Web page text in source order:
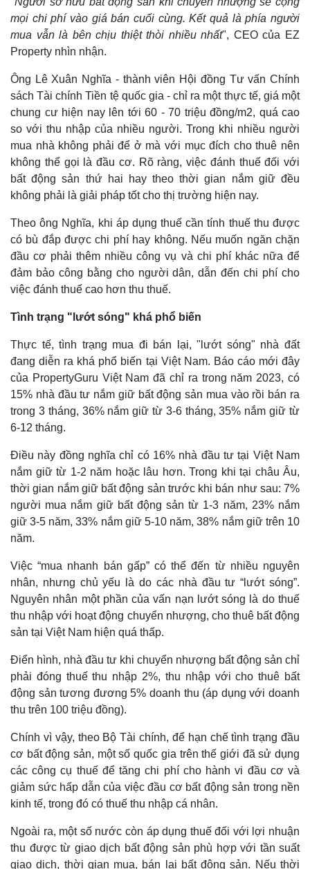
Pháp luật
Vụ án
Tin nóng
Tư vấn luật
Quân sự - Quốc phòng
Vũ khí
Việt Nam
Phân tích
Thể thao
Bóng đá
Lịch thi đấu bóng đá
Thế giới thể thao
eSports
Ô tô - Xe máy
Ô tô
Xe máy
Tư vấn
mọi chi phí vào giá bán cuối cùng. Kết quả là phía người
mua vẫn là bên chịu thiệt thòi nhiều nhất", CEO của EZ
Property nhìn nhận.
Ông Lê Xuân Nghĩa - thành viên Hội đồng Tư vấn Chính
sách Tài chính Tiền tệ quốc gia - chỉ ra một thực tế, giá một
chung cư hiện nay lên tới 60 - 70 triệu đồng/m2, quá cao
so với thu nhập của nhiều người. Trong khi nhiều người
mua nhà không phải để ở mà với mục đích cho thuê nên
không thể gọi là đầu cơ. Rõ ràng, việc đánh thuế đối với
bất động sản thứ hai hay theo thời gian nắm giữ đều
không phải là giải pháp tốt cho thị trường hiện nay.
Theo ông Nghĩa, khi áp dụng thuế cần tính thuế thu được
có bù đắp được chi phí hay không. Nếu muốn ngăn chặn
đầu cơ phải thêm nhiều công vụ và chi phí khác nữa để
đảm bảo công bằng cho người dân, dẫn đến chi phí cho
việc đánh thuế cao hơn thu thuế.
Tình trạng "lướt sóng" khá phổ biến
Thực tế, tình trạng mua đi bán lại, "lướt sóng" nhà đất
đang diễn ra khá phổ biến tại Việt Nam. Báo cáo mới đây
của PropertyGuru Việt Nam đã chỉ ra trong năm 2023, có
15% nhà đầu tư nắm giữ bất động sản mua vào rồi bán ra
trong 3 tháng, 36% nắm giữ từ 3-6 tháng, 35% nắm giữ từ
6-12 tháng.
Điều này đồng nghĩa chỉ có 16% nhà đầu tư tại Việt Nam
nắm giữ từ 1-2 năm hoặc lâu hơn. Trong khi tại châu Âu,
thời gian nắm giữ bất động sản trước khi bán như sau: 7%
người mua nắm giữ bất động sản từ 1-3 năm, 23% nắm
giữ 3-5 năm, 33% nắm giữ 5-10 năm, 38% nắm giữ trên 10
năm.
Việc “mua nhanh bán gấp” có thể đến từ nhiều nguyên
nhân, nhưng chủ yếu là do các nhà đầu tư “lướt sóng”.
Nguyên nhân một phần của vấn nạn lướt sóng là do thuế
thu nhập với hoạt động chuyển nhượng, cho thuê bất động
sản tại Việt Nam hiện quá thấp.
Điển hình, nhà đầu tư khi chuyển nhượng bất động sản chỉ
phải đóng thuế thu nhập 2%, thu nhập với cho thuê bất
động sản tương đương 5% doanh thu (áp dụng với doanh
thu trên 100 triệu đồng).
Chính vì vậy, theo Bộ Tài chính, để hạn chế tình trạng đầu
cơ bất động sản, một số quốc gia trên thế giới đã sử dụng
các công cụ thuế để tăng chi phí cho hành vi đầu cơ và
giảm sức hấp dẫn của việc đầu cơ bất động sản trong nền
kinh tế, trong đó có thuế thu nhập cá nhân.
Ngoài ra, một số nước còn áp dụng thuế đối với lợi nhuận
thu được từ giao dịch bất động sản phù hợp với tần suất
giao dịch, thời gian mua, bán lại bất động sản. Nếu thời